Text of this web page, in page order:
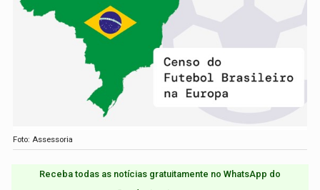
Foto: Assessoria
Receba todas as notícias gratuitamente no WhatsApp do